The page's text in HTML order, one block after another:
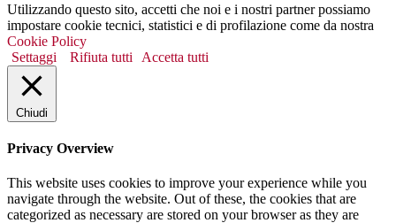
Utilizzando questo sito, accetti che noi e i nostri partner possiamo
impostare cookie tecnici, statistici e di profilazione come da nostra
Cookie Policy
Settaggi
Rifiuta tutti Accetta tutti
Chiudi
Privacy Overview
This website uses cookies to improve your experience while you
navigate through the website. Out of these, the cookies that are
categorized as necessary are stored on your browser as they are